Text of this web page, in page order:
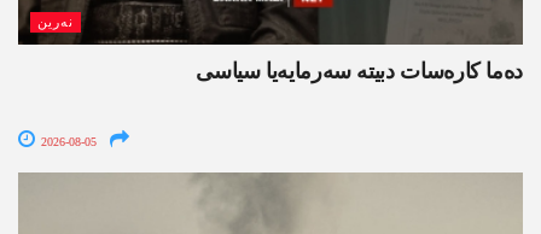
نەرین
ده‌ما کاره‌سات دبیتە سه‌رمایه‌یا سیاسی
2026-08-05